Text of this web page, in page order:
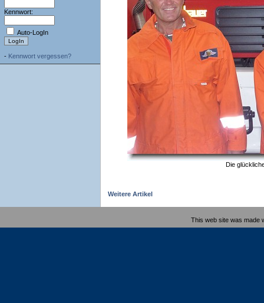
Kennwort:
Auto-LogIn
- Kennwort vergessen?
Die
Weitere Artikel
This web site was made